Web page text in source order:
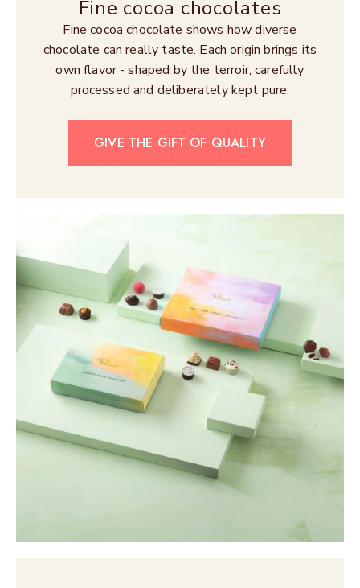
Fine cocoa chocolates
Fine cocoa chocolate shows how diverse
chocolate can really taste. Each origin brings its
own flavor - shaped by the terroir, carefully
processed and deliberately kept pure.
GIVE THE GIFT OF QUALITY